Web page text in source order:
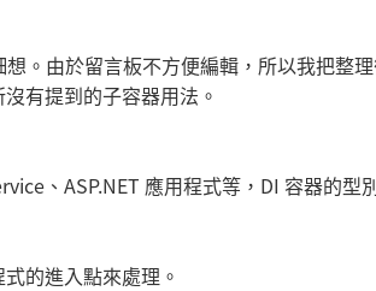
。由於留言板不方便編輯，所以我把整
有提到的子容器用法。
、ASP.NET 應用程式等，DI 容器的型
的進入點來處理。